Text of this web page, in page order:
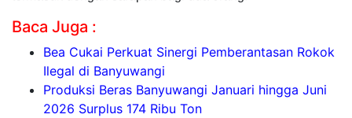
Baca Juga :
Bea Cukai Perkuat Sinergi Pemberantasan Rokok
Ilegal di Banyuwangi
Produksi Beras Banyuwangi Januari hingga Juni
2026 Surplus 174 Ribu Ton